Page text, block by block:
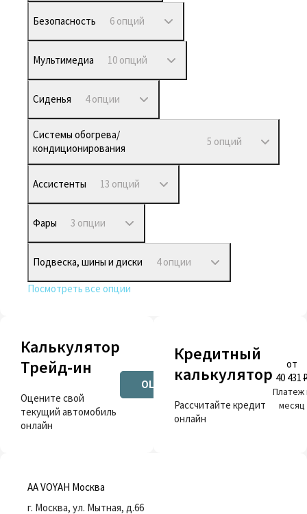
Безопасность 6 опций
Мультимедиа 10 опций
Сиденья 4 опции
Системы обогрева/
кондиционирования
5 опций
Ассистенты 13 опций
Фары 3 опции
Подвеска, шины и диски 4 опции
Посмотреть все опции
Калькулятор
Трейд-ин
Оцените свой
текущий автомобиль
онлайн
ОЦЕНИТЬ
Кредитный
калькулятор
Рассчитайте кредит
онлайн
от
40 431
Платеж
месяц
AA VOYAH Москва
г. Москва, ул. Мытная, д.66